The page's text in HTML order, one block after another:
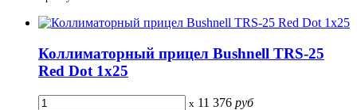
Коллиматорный прицел Bushnell TRS-25
Red Dot 1х25
x 11 376 руб